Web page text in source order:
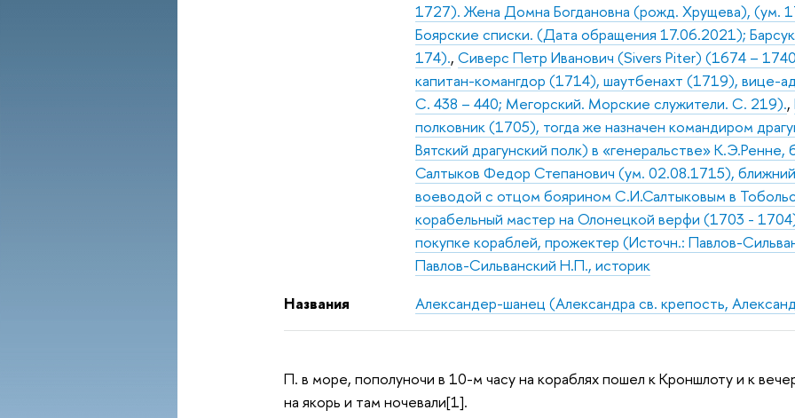
1727). Жена Домна Богдановна (рожд. Хрущева), (ум.
Боярские списки. (Дата обращения 17.06.2021);
174).,Сиверс Петр Иванович (Sivers Piter) (1674 –
капитан-комангдор (1714), шаутбенахт (1719),
С. 438 – 440; Мегорский. Морские служители. С. 219).,
полковник (1705), тогда же назначен командиром
Вятский драгунский полк) в «генеральстве»
Салтыков Федор Степанович (ум. 02.08.1715),
воеводой с отцом боярином С.И.Салтыковым в
корабельный мастер на Олонецкой верфи (1703 -
покупке кораблей, прожектер (Источн.: Павлов-
Павлов-Сильванский Н.П., историк
Названия
Александер-шанец (Александра св. крепость,
П. в море, пополуночи в 10-м часу на кораблях пошел к Кроншлоту и к
на якорь и там ночевали[1].